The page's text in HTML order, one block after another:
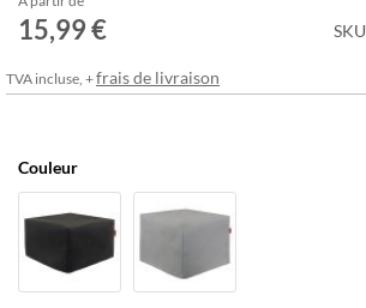
d’images
15,99 €
SKU
TVA incluse, +frais de livraison
Couleur